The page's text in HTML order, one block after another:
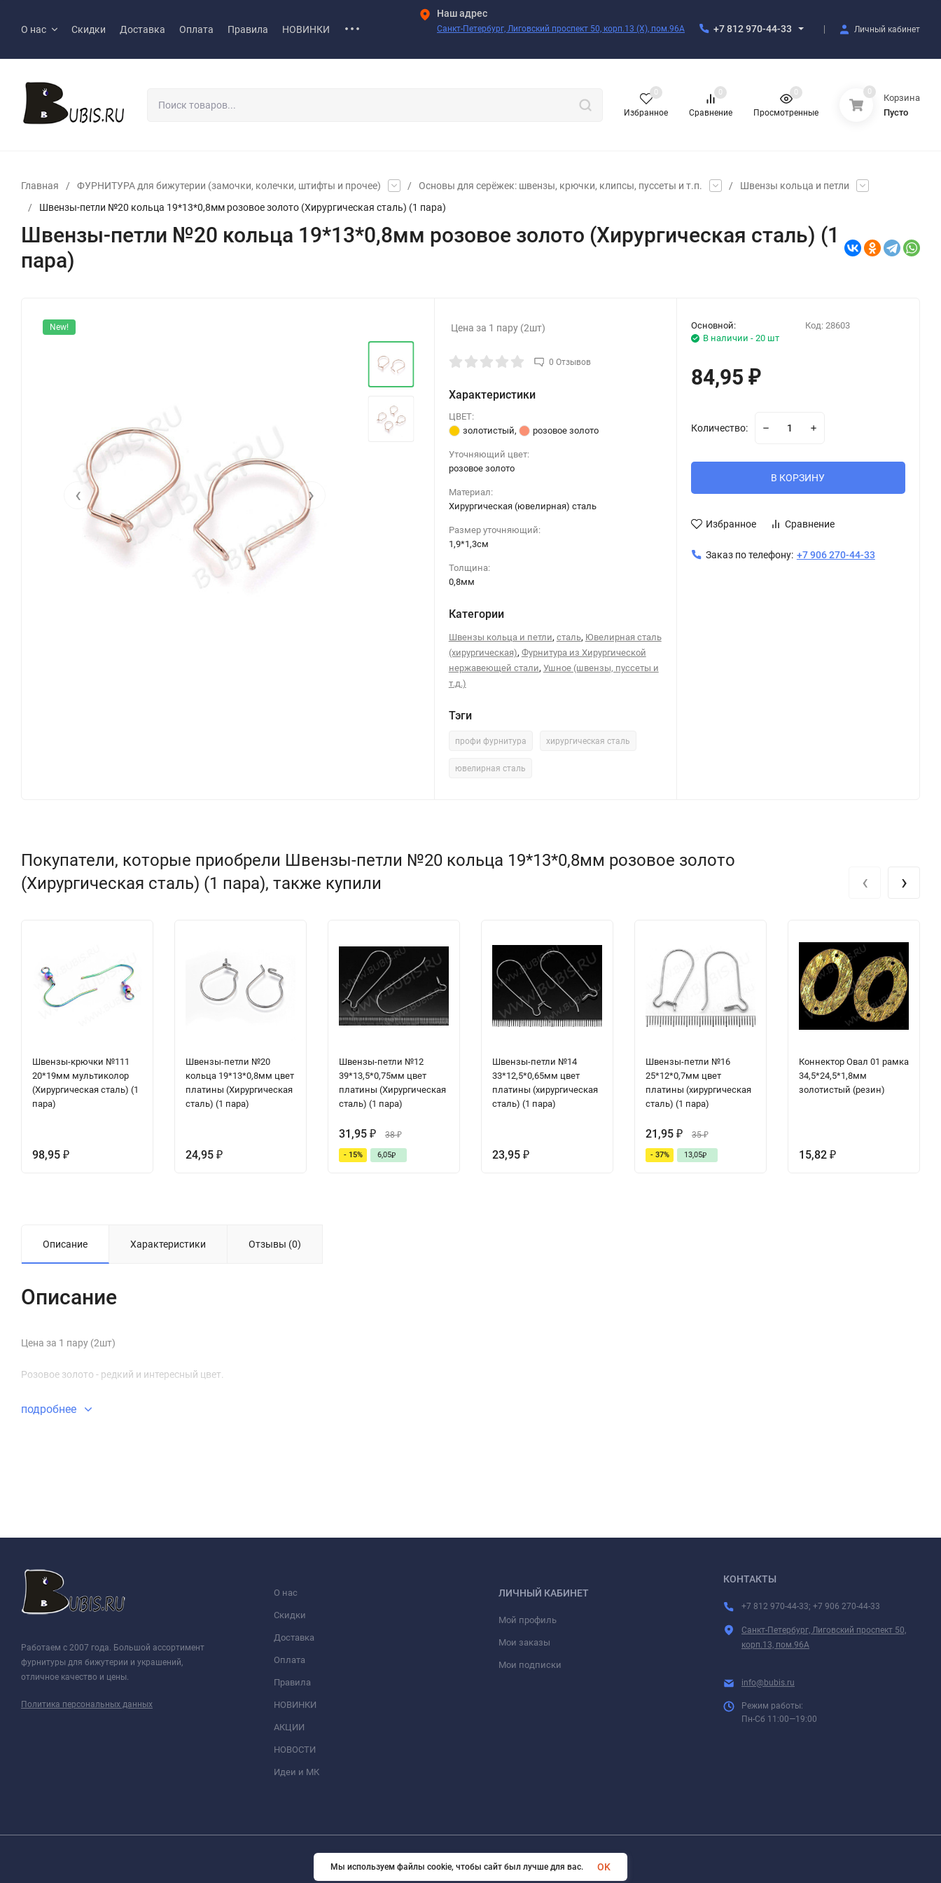
О нас Скидки Доставка Оплата Правила НОВИНКИ
Наш адрес
Санкт-Петербург, Лиговский проспект 50, корп.13 (X), пом.96А +7 812 970-44-33 Личный кабинет
Избранное
0
Сравнение
0
Просмотренные
0 0
Корзина
Пусто
Главная / ФУРНИТУРА для бижутерии (замочки, колечки, штифты и прочее) / Основы для серёжек: швензы, крючки, клипсы, пуссеты и т.п. /
Швензы кольца и петли
/
Швензы-петли №20 кольца 19*13*0,8мм розовое золото (Хирургическая сталь) (1 пара)
Швензы-петли №20 кольца 19*13*0,8мм розовое золото (Хирургическая сталь) (1
пара)
New!
‹ ›
Цена за 1 пару (2шт)
0 Отзывов
Характеристики
ЦВЕТ:
золотистый, розовое золото
Уточняющий цвет:
розовое золото
Материал:
Хирургическая (ювелирная) сталь
Размер уточняющий:
1,9*1,3см
Толщина:
0,8мм
Категории
Швензы кольца и петли, сталь, Ювелирная сталь
(хирургическая), Фурнитура из Хирургической
нержавеющей стали, Ушное (швензы, пуссеты и
т.д.)
Тэги
профи фурнитура хирургическая сталь
ювелирная сталь
Основной:
В наличии - 20 шт
Код: 28603
84,95 ₽
Количество:
В КОРЗИНУ
Избранное Сравнение
Заказ по телефону: +7 906 270-44-33
Покупатели, которые приобрели Швензы-петли №20 кольца 19*13*0,8мм розовое золото
(Хирургическая сталь) (1 пара), также купили
Швензы-крючки №111
20*19мм мультиколор
(Хирургическая сталь) (1
пара)
98,95 ₽
Швензы-петли №20
кольца 19*13*0,8мм цвет
платины (Хирургическая
сталь) (1 пара)
24,95 ₽
Швензы-петли №12
39*13,5*0,75мм цвет
платины (Хирургическая
сталь) (1 пара)
31,95 ₽ 38₽
- 15% 6,05₽
Швензы-петли №14
33*12,5*0,65мм цвет
платины (хирургическая
сталь) (1 пара)
23,95 ₽
Швензы-петли №16
25*12*0,7мм цвет
платины (хирургическая
сталь) (1 пара)
21,95 ₽ 35₽
- 37% 13,05₽
Коннектор Овал 01 рамка
34,5*24,5*1,8мм
золотистый (резин)
15,82 ₽
‹ ›
Описание Характеристики Отзывы (0)
Описание
Цена за 1 пару (2шт)
Розовое золото - редкий и интересный цвет.
подробнее
Работаем с 2007 года. Большой ассортимент
фурнитуры для бижутерии и украшений,
отличное качество и цены.
Политика персональных данных
О нас
Скидки
Доставка
Оплата
Правила
НОВИНКИ
АКЦИИ
НОВОСТИ
Идеи и МК
ЛИЧНЫЙ КАБИНЕТ
Мой профиль
Мои заказы
Мои подписки
КОНТАКТЫ
+7 812 970-44-33; +7 906 270-44-33
Санкт-Петербург, Лиговский проспект 50,
корп.13, пом.96А
info@bubis.ru
Режим работы:
Пн-Сб 11:00—19:00
© 2026 BUBIS.RU Все права защищены
Мы используем файлы cookie, чтобы сайт был лучше для вас. OK